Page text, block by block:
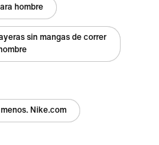
hombre
sin mangas de correr
Nike.com